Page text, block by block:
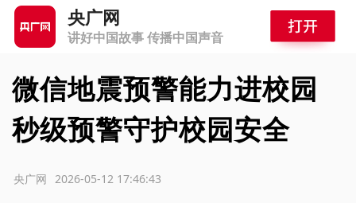
央广网
讲好中国故事 传播中国声音
微信地震预警能力进校园
秒级预警守护校园安全
2026-05-12 17:46:43
央广网